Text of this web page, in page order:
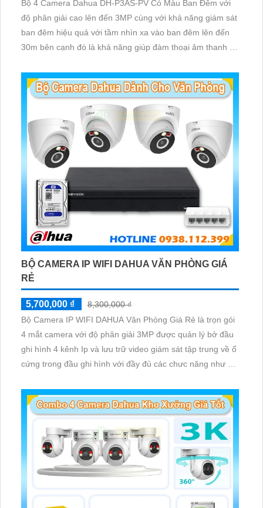
Bộ 4 Camera Dahua DH-P3AS-PV Có Màu Ban Đêm với
độ phân giải cao lên đến 3MP cùng với khả năng giám sát
ban đêm hiệu quả với tầm nhìn xa vào ban đêm lên đến
30m bên cạnh đó là khả năng giúp đàm thoại âm thanh 2
nhập
BỘ CAMERA IP WIFI DAHUA VĂN PHÒNG GIÁ
RẺ
5,700,000 ₫
8,300,000 ₫
Bộ Camera IP WIFI DAHUA Văn Phòng Giá Rẻ là trọn gói
4 mắt camera với độ phân giải 3MP được quản lý bở đầu
ghi hình 4 kênh Ip và lưu trữ video giám sát tập trung về ổ
cứng trong đầu ghi hình với đầy đủ các chưc năng như AI
giám sát có màu vào ban đêm